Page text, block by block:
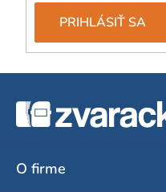
PRIHLÁSIŤ SA
O firme